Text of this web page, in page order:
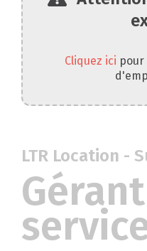
Cliquez ici
LTR Location -